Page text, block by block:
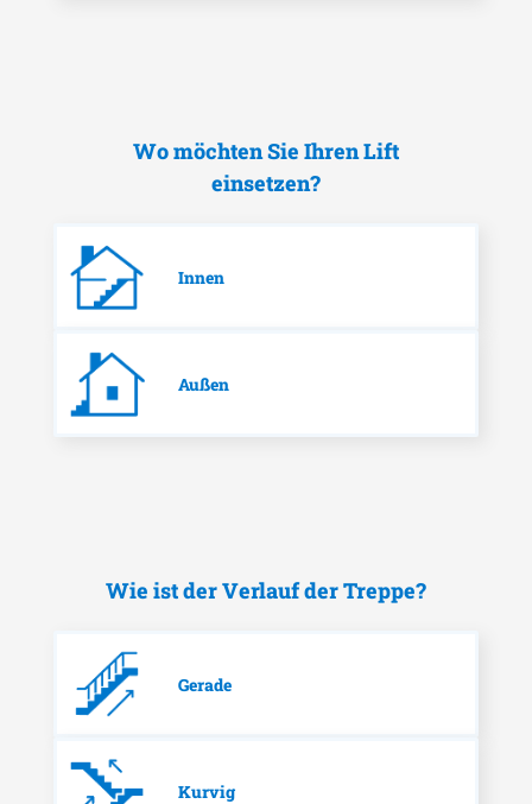
Wo möchten Sie Ihren Lift
einsetzen?
Innen
Außen
Wie ist der Verlauf der Treppe?
Gerade
Kurvig